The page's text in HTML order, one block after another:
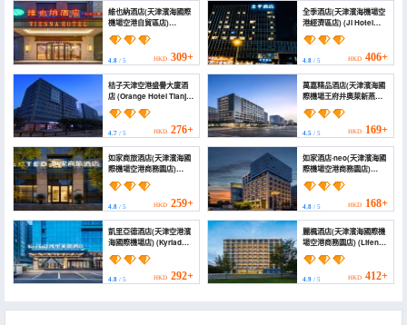
維也納酒店(天津濱海國際
機場空港自貿區店)
(Vienna Hotel (Tianjin
Binhai International
Airport, Free Trade
Zone))
4.8 / 5 HKD 309+
全季酒店(天津濱海機場空
港經濟區店) (JI Hotel
(Tianjin Binhai Airport
and Airport Economic
4.8/ 5 HKD 406+
桔子天津空港盛譽大廈酒
店 (Orange Hotel Tianjin
Airport Shengyu
Building)
4.7 / 5 HKD 276+
萬嘉精品酒店(天津濱海國
際機場王府井奧萊新燕莎
小鎮店) (Wanjia
Boutique Hotel (Tianjin
Binhai International
Airport Wangfujing
Outlet New Yansha
Town))
4.5/ 5 HKD 169+
如家商旅酒店(天津濱海國
際機場空港商務園店)
(Homeinn Selected
Hotel (Tianjin Binhai
International Airport
Airport Business Park))
4.8 / 5 HKD 259+
如家酒店·neo(天津濱海國
際機場空港商務園店)
(Homeinn · neo (Tianjin
Binhai International
Airport Air Cargo
Business Park))
4.8/ 5 HKD 168+
凱里亞德酒店(天津空港濱
海國際機場店) (Kyriad
Marvelous Hotel 3.0
Tianiin Konggang
Binhai International
Airport)
4.8 / 5 HKD 292+
麗楓酒店(天津濱海國際機
場空港商務園店) (Lifeng
Hotel (Tianjin Binhai
International Airport
Business Park
Branch))
4.9/ 5 HKD 412+